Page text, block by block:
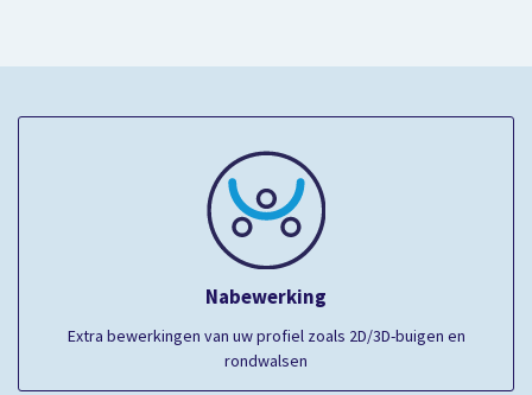
Nabewerking
Extra bewerkingen van uw profiel zoals 2D/3D-buigen en
rondwalsen